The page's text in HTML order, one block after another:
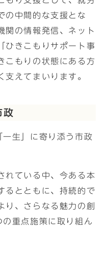
の中間的な支援とな
関の情報発信、ネット
ひきこもりサポート事
こもりの状態にある方
支えてまいります。
政
生」に寄り添う市政
れている中、今ある本
るとともに、持続的で
り、さらなる魅力の創
重点施策に取り組ん